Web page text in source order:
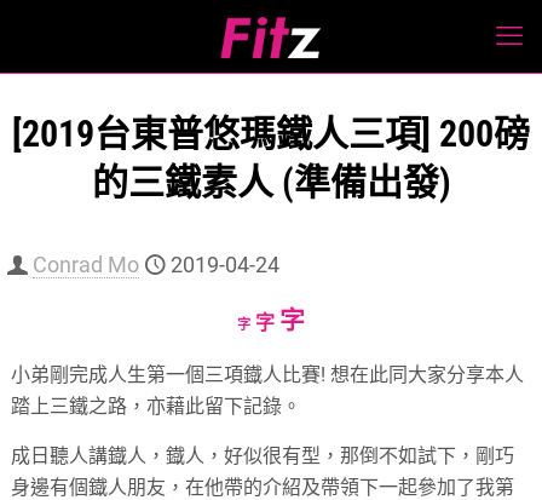
[2019台東普悠瑪鐵人三項] 200磅
的三鐵素人 (準備出發)
Conrad Mo 2019-04-24
字Decrease
size.
字Reset
size.
字Increase
size.
小弟剛完成人生第一個三項鐡人比賽! 想在此同大家分享本人
踏上三鐵之路，亦藉此留下記錄。
成日聽人講鐡人，鐡人，好似很有型，那倒不如試下，剛巧
身邊有個鐡人朋友，在他帶的介紹及帶領下一起參加了我第